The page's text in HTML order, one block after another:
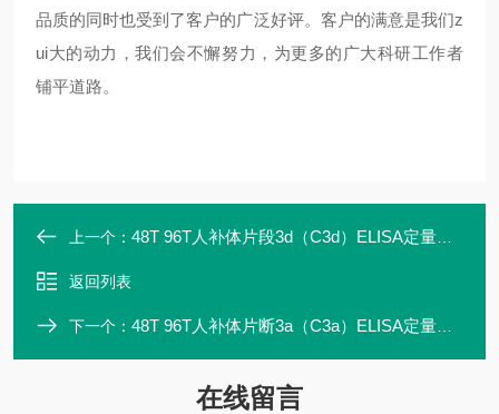
品质的同时也受到了客户的广泛好评。客户的满意是我们z
ui大的动力，我们会不懈努力，为更多的广大科研工作者
铺平道路。
上一个： 48T 96T人补体片段3d（C3d）ELISA定量试剂盒
返回列表
下一个： 48T 96T人补体片断3a（C3a）ELISA定量试剂盒ZK-00725
在线留言